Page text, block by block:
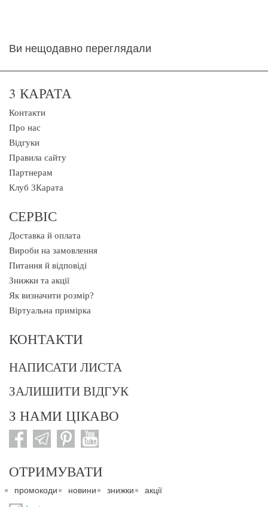
Ви нещодавно переглядали
3 КАРАТА
Контакти
Про нас
Відгуки
Правила сайту
Партнерам
Клуб 3Карата
СЕРВІС
Доставка й оплата
Вироби на замовлення
Питання й відповіді
Знижки та акції
Як визначити розмір?
Віртуальна примірка
КОНТАКТИ
НАПИСАТИ ЛИСТА
ЗАЛИШИТИ ВІДГУК
З НАМИ ЦІКАВО
ОТРИМУВАТИ
промокоди новини знижки акції